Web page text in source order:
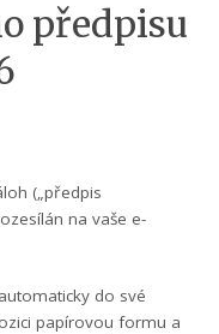
předpisu
(„předpis
na vaše e-
do své
papírovou formu a